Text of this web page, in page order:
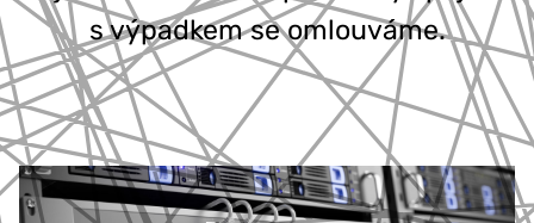
s výpadkem se omlouváme.